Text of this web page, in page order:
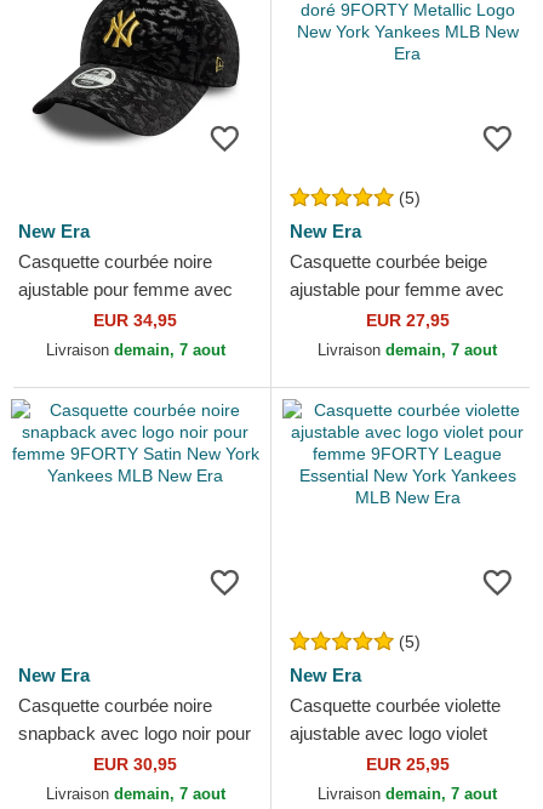
New Era
Casquette courbée noire
ajustable pour femme avec
logo jaune 9FORTY Lion
Velour Metallic New York...
EUR 34,95
Livraison demain, 7 aout
(5)
New Era
Casquette courbée beige
ajustable pour femme avec
logo doré 9FORTY Metallic
Logo New York Yankees...
EUR 27,95
Livraison demain, 7 aout
New Era
Casquette courbée noire
snapback avec logo noir pour
femme 9FORTY Satin New
York Yankees MLB New Era
EUR 30,95
Livraison demain, 7 aout
(5)
New Era
Casquette courbée violette
ajustable avec logo violet
pour femme 9FORTY League
Essential New York...
EUR 25,95
Livraison demain, 7 aout